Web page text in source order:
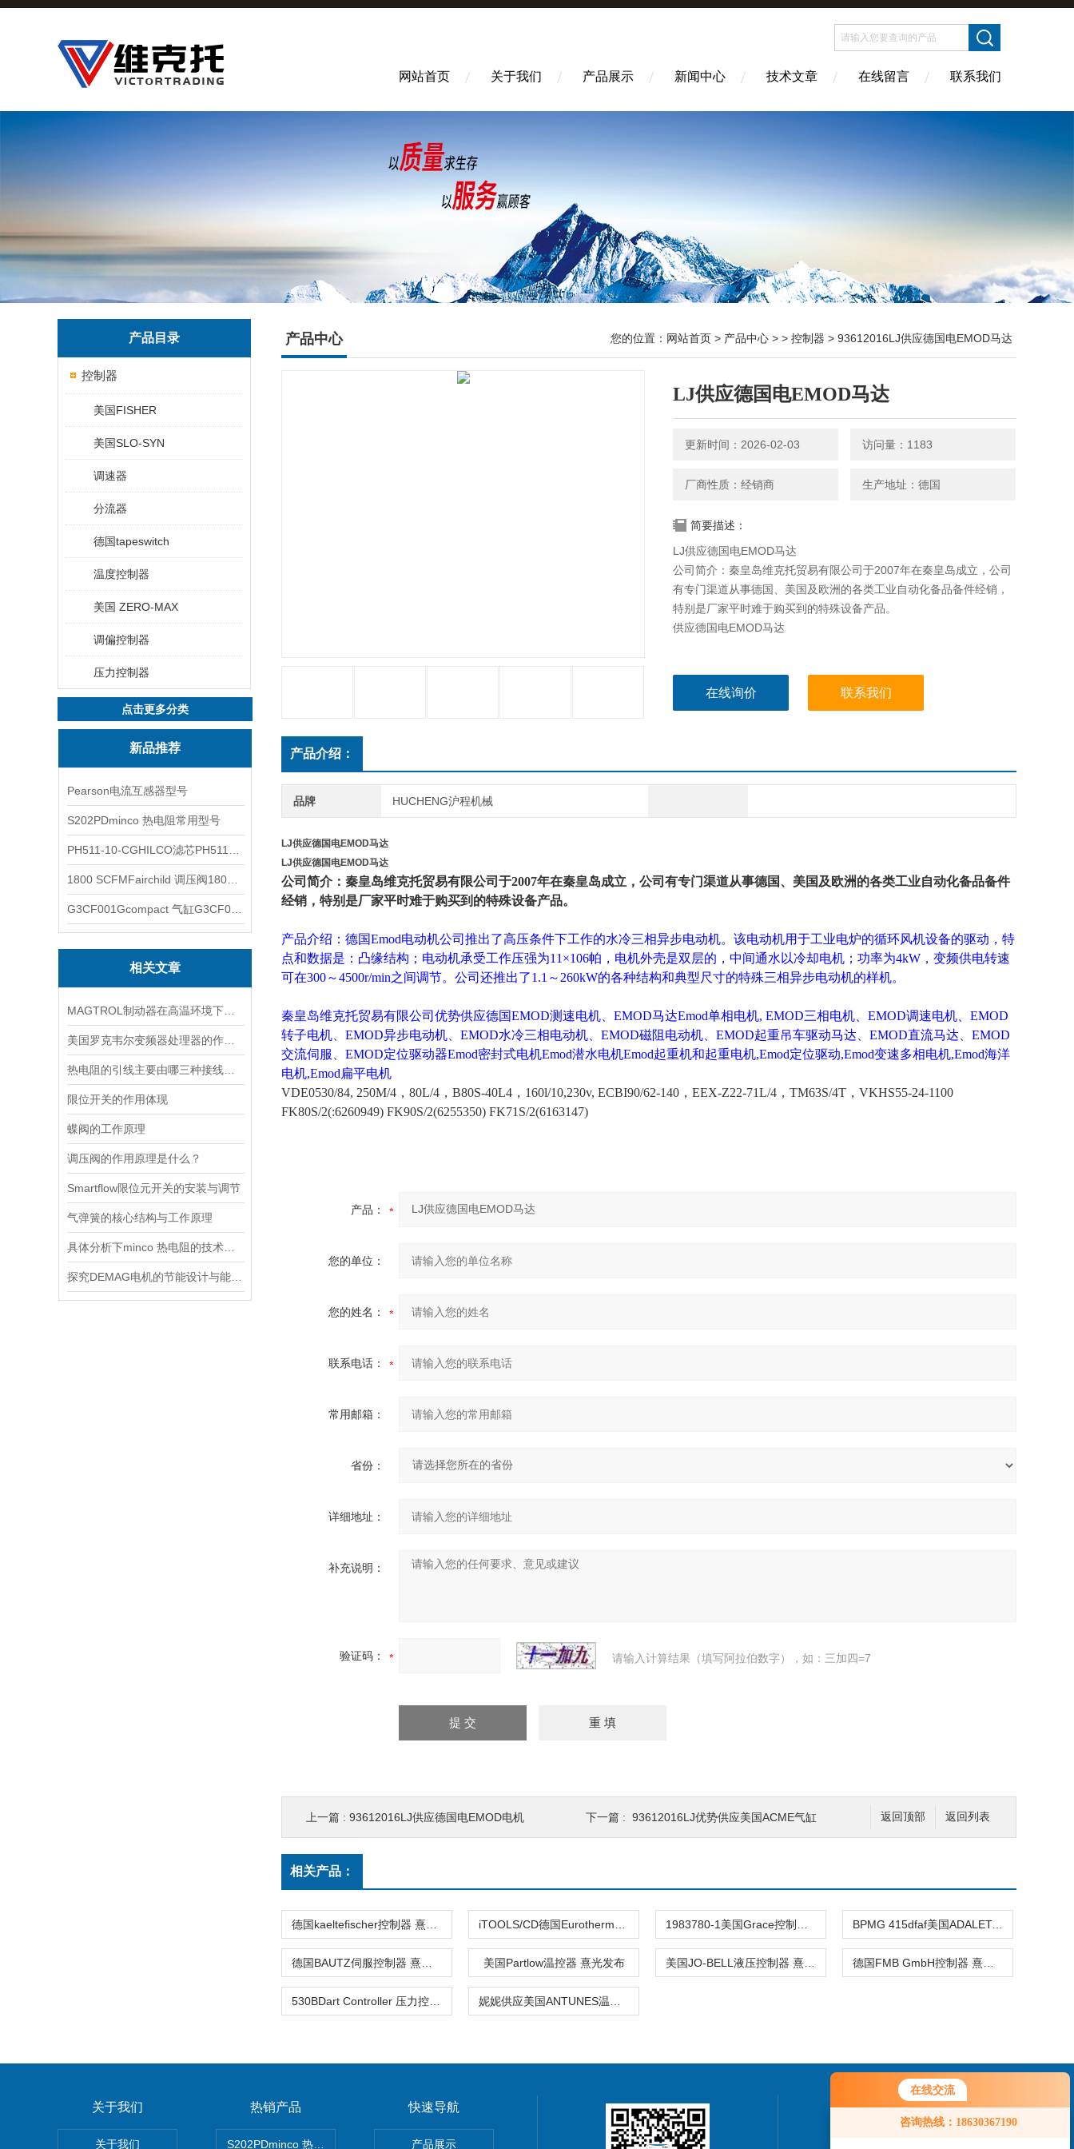
在线交流
咨询热线：18630367190
网站首页 关于我们 产品展示 新闻中心 技术文章 在线留言 联系我们
产品目录
控制器
美国FISHER
美国SLO-SYN
调速器
分流器
德国tapeswitch
温度控制器
美国 ZERO-MAX
调偏控制器
压力控制器
点击更多分类
新品推荐
Pearson电流互感器型号
S202PDminco 热电阻常用型号
相关文章
限位开关的作用体现
蝶阀的工作原理
调压阀的作用原理是什么？
Smartflow限位元开关的安装与调节
气弹簧的核心结构与工作原理
产品中心 您的位置： 网站首页 > 产品中心 > > 控制器 > 93612016LJ供应德国电EMOD马达
LJ供应德国电EMOD马达
更新时间：2026-02-03 访问量：1183
厂商性质：经销商 生产地址：德国
简要描述：
LJ供应德国电EMOD马达
公司简介：秦皇岛维克托贸易有限公司于2007年在秦皇岛成立，公司
有专门渠道从事德国、美国及欧洲的各类工业自动化备品备件经销，
特别是厂家平时难于购买到的特殊设备产品。
供应德国电EMOD马达
在线询价 联系我们
产品介绍：
品牌 HUCHENG沪程机械
LJ供应德国电EMOD马达
LJ供应德国电EMOD马达
公司简介：秦皇岛维克托贸易有限公司于2007年在秦皇岛成立，公司有专门渠道从事德国、美国及欧洲的各类工业自动化备品备件
经销，特别是厂家平时难于购买到的特殊设备产品。
产品介绍：德国Emod电动机公司推出了高压条件下工作的水冷三相异步电动机。该电动机用于工业电炉的循环风机设备的驱动，特
点和数据是：凸缘结构；电动机承受工作压强为11×106帕，电机外壳是双层的，中间通水以冷却电机；功率为4kW，变频供电转速
可在300～4500r/min之间调节。公司还推出了1.1～260kW的各种结构和典型尺寸的特殊三相异步电动机的样机。
秦皇岛维克托贸易有限公司优势供应德国EMOD测速电机、EMOD马达Emod单相电机, EMOD三相电机、EMOD调速电机、EMOD
转子电机、EMOD异步电动机、EMOD水冷三相电动机、EMOD磁阻电动机、EMOD起重吊车驱动马达、EMOD直流马达、EMOD
交流伺服、EMOD定位驱动器Emod密封式电机Emod潜水电机Emod起重机和起重电机,Emod定位驱动,Emod变速多相电机,Emod海洋
电机,Emod扁平电机
VDE0530/84, 250M/4，80L/4，B80S-40L4，160l/10,230v, ECBI90/62-140，EEX-Z22-71L/4，TM63S/4T，VKHS55-24-1100
FK80S/2(:6260949) FK90S/2(6255350) FK71S/2(6163147)
产品：
您的单位：
您的姓名：
联系电话：
常用邮箱：
省份：
详细地址：
补充说明：
验证码： 请输入计算结果（填写阿拉伯数字），如：三加四=7
返回列表
返回顶部
上一篇 : 93612016LJ供应德国电EMOD电机 下一篇 : 93612016LJ优势供应美国ACME气缸
相关产品：
BPMG 415dfaf美国ADALET-PLM控制器 熹光发布
美国Partlow温控器 熹光发布
关于我们
关于我们
热销产品
S202PDminco 热电阻
快速导航
产品展示
联系我们